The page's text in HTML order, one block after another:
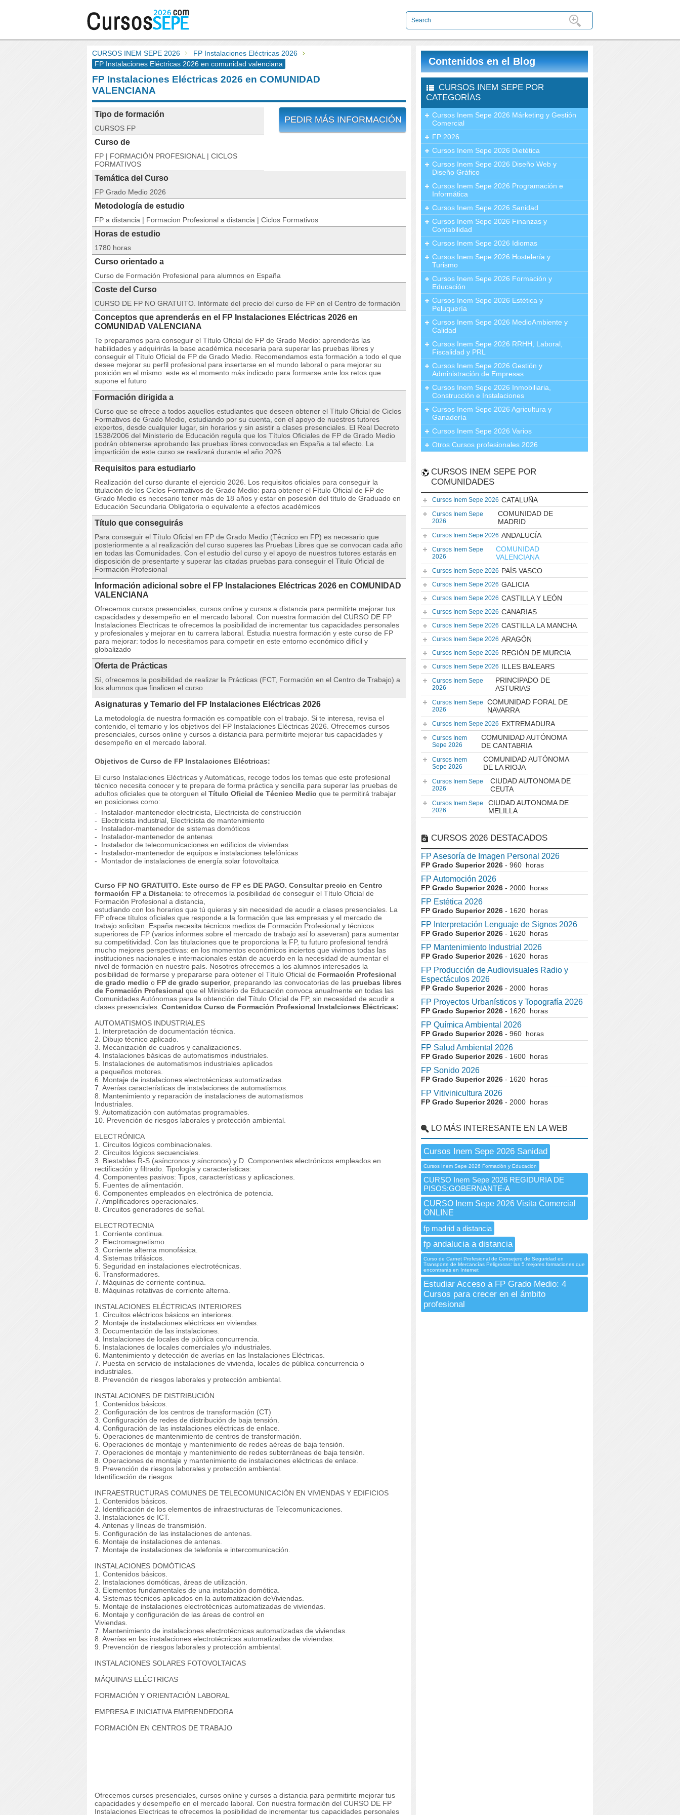
CURSOS INEM SEPE 2026
FP Instalaciones Eléctricas 2026
FP Instalaciones Eléctricas 2026 en comunidad valenciana
FP Instalaciones Eléctricas 2026 en COMUNIDAD
VALENCIANA
PEDIR MÁS INFORMACIÓN
Tipo de formación
CURSOS FP
Curso de
FP | FORMACIÓN PROFESIONAL | CICLOS
FORMATIVOS
Temática del Curso
FP Grado Medio 2026
Metodología de estudio
FP a distancia | Formacion Profesional a distancia | Ciclos Formativos
Horas de estudio
1780 horas
Curso orientado a
Curso de Formación Profesional para alumnos en España
Coste del Curso
CURSO DE FP NO GRATUITO. Infórmate del precio del curso de FP en el Centro de formación
Conceptos que aprenderás en el FP Instalaciones Eléctricas 2026 en
COMUNIDAD VALENCIANA
Te preparamos para conseguir el Título Oficial de FP de Grado Medio: aprenderás las
habilidades y adquirirás la base académica necesaria para superar las pruebas libres y
conseguir el Título Oficial de FP de Grado Medio. Recomendamos esta formación a todo el que
desee mejorar su perfil profesional para insertarse en el mundo laboral o para mejorar su
posición en el mismo: este es el momento más indicado para formarse ante los retos que
supone el futuro
Formación dirigida a
Curso que se ofrece a todos aquellos estudiantes que deseen obtener el Título Oficial de Ciclos
Formativos de Grado Medio, estudiando por su cuenta, con el apoyo de nuestros tutores
expertos, desde cualquier lugar, sin horarios y sin asistir a clases presenciales. El Real Decreto
1538/2006 del Ministerio de Educación regula que los Títulos Oficiales de FP de Grado Medio
podrán obtenerse aprobando las pruebas libres convocadas en España a tal efecto. La
impartición de este curso se realizará durante el año 2026
Requisitos para estudiarlo
Realización del curso durante el ejercicio 2026. Los requisitos oficiales para conseguir la
titulación de los Ciclos Formativos de Grado Medio: para obtener el Fítulo Oficial de FP de
Grado Medio es necesario tener más de 18 años y estar en posesión del título de Graduado en
Educación Secundaria Obligatoria o equivalente a efectos académicos
Título que conseguirás
Para conseguir el Título Oficial en FP de Grado Medio (Técnico en FP) es necesario que
posteriormente a al realización del curso superes las Pruebas Libres que se convocan cada año
en todas las Comunidades. Con el estudio del curso y el apoyo de nuestros tutores estarás en
disposición de presentarte y superar las citadas pruebas para conseguir el Titulo Oficial de
Formación Profesional
Información adicional sobre el FP Instalaciones Eléctricas 2026 en COMUNIDAD
VALENCIANA
Ofrecemos cursos presenciales, cursos online y cursos a distancia para permitirte mejorar tus
capacidades y desempeño en el mercado laboral. Con nuestra formación del CURSO DE FP
Instalaciones Electricas te ofrecemos la posibilidad de incrementar tus capacidades personales
y profesionales y mejorar en tu carrera laboral. Estudia nuestra formación y este curso de FP
para mejorar: todos lo necesitamos para competir en este entorno económico difícil y
globalizado
Oferta de Prácticas
Sí, ofrecemos la posibilidad de realizar la Prácticas (FCT, Formación en el Centro de Trabajo) a
los alumnos que finalicen el curso
Asignaturas y Temario del FP Instalaciones Eléctricas 2026
La metodología de nuestra formación es compatible con el trabajo. Si te interesa, revisa el
contenido, el temario y los objetivos del FP Instalaciones Eléctricas 2026. Ofrecemos cursos
presenciales, cursos online y cursos a distancia para permitirte mejorar tus capacidades y
desempeño en el mercado laboral.
Objetivos de Curso de FP Instalaciones Eléctricas:
El curso Instalaciones Eléctricas y Automáticas, recoge todos los temas que este profesional
técnico necesita conocer y te prepara de forma práctica y sencilla para superar las pruebas de
adultos oficiales que te otorguen el Título Oficial de Técnico Medio que te permitirá trabajar
en posiciones como:
- Instalador-mantenedor electricista, Electricista de construcción
- Electricista industrial, Electricista de mantenimiento
- Instalador-mantenedor de sistemas domóticos
- Instalador-mantenedor de antenas
- Instalador de telecomunicaciones en edificios de viviendas
- Instalador-mantenedor de equipos e instalaciones telefónicas
- Montador de instalaciones de energía solar fotovoltaica
Curso FP NO GRATUITO. Este curso de FP es DE PAGO. Consultar precio en Centro
formación FP a Distancia: te ofrecemos la posibilidad de conseguir el Título Oficial de
Formación Profesional a distancia,
estudiando con los horarios que tú quieras y sin necesidad de acudir a clases presenciales. La
FP ofrece títulos oficiales que responde a la formación que las empresas y el mercado de
trabajo solicitan. España necesita técnicos medios de Formación Profesional y técnicos
superiores de FP (varios informes sobre el mercado de trabajo así lo aseveran) para aumentar
su competitividad. Con las titulaciones que te proporciona la FP, tu futuro profesional tendrá
mucho mejores perspectivas: en los momentos económicos inciertos que vivimos todas las
instituciones nacionales e internacionales están de acuerdo en la necesidad de aumentar el
nivel de formación en nuestro país. Nosotros ofrecemos a los alumnos interesados la
posibilidad de formarse y prepararse para obtener el Título Oficial de Formación Profesional
de grado medio o FP de grado superior, preparando las convocatorias de las pruebas libres
de Formación Profesional que el Ministerio de Educación convoca anualmente en todas las
Comunidades Autónomas para la obtención del Título Oficial de FP, sin necesidad de acudir a
clases presenciales. Contenidos Curso de Formación Profesional Instalciones Eléctricas:
AUTOMATISMOS INDUSTRIALES
1. Interpretación de documentación técnica.
2. Dibujo técnico aplicado.
3. Mecanización de cuadros y canalizaciones.
4. Instalaciones básicas de automatismos industriales.
5. Instalaciones de automatismos industriales aplicados
a pequeños motores.
6. Montaje de instalaciones electrotécnicas automatizadas.
7. Averías características de instalaciones de automatismos.
8. Mantenimiento y reparación de instalaciones de automatismos
Industriales.
9. Automatización con autómatas programables.
10. Prevención de riesgos laborales y protección ambiental.
ELECTRÓNICA
1. Circuitos lógicos combinacionales.
2. Circuitos lógicos secuenciales.
3. Biestables R-S (asíncronos y síncronos) y D. Componentes electrónicos empleados en
rectificación y filtrado. Tipología y características:
4. Componentes pasivos: Tipos, características y aplicaciones.
5. Fuentes de alimentación.
6. Componentes empleados en electrónica de potencia.
7. Amplificadores operacionales.
8. Circuitos generadores de señal.
ELECTROTECNIA
1. Corriente continua.
2. Electromagnetismo.
3. Corriente alterna monofásica.
4. Sistemas trifásicos.
5. Seguridad en instalaciones electrotécnicas.
6. Transformadores.
7. Máquinas de corriente continua.
8. Máquinas rotativas de corriente alterna.
INSTALACIONES ELÉCTRICAS INTERIORES
1. Circuitos eléctricos básicos en interiores.
2. Montaje de instalaciones eléctricas en viviendas.
3. Documentación de las instalaciones.
4. Instalaciones de locales de pública concurrencia.
5. Instalaciones de locales comerciales y/o industriales.
6. Mantenimiento y detección de averías en las Instalaciones Eléctricas.
7. Puesta en servicio de instalaciones de vivienda, locales de pública concurrencia o
industriales.
8. Prevención de riesgos laborales y protección ambiental.
INSTALACIONES DE DISTRIBUCIÓN
1. Contenidos básicos.
2. Configuración de los centros de transformación (CT)
3. Configuración de redes de distribución de baja tensión.
4. Configuración de las instalaciones eléctricas de enlace.
5. Operaciones de mantenimiento de centros de transformación.
6. Operaciones de montaje y mantenimiento de redes aéreas de baja tensión.
7. Operaciones de montaje y mantenimiento de redes subterráneas de baja tensión.
8. Operaciones de montaje y mantenimiento de instalaciones eléctricas de enlace.
9. Prevención de riesgos laborales y protección ambiental.
Identificación de riesgos.
INFRAESTRUCTURAS COMUNES DE TELECOMUNICACIÓN EN VIVIENDAS Y EDIFICIOS
1. Contenidos básicos.
2. Identificación de los elementos de infraestructuras de Telecomunicaciones.
3. Instalaciones de ICT.
4. Antenas y líneas de transmisión.
5. Configuración de las instalaciones de antenas.
6. Montaje de instalaciones de antenas.
7. Montaje de instalaciones de telefonía e intercomunicación.
INSTALACIONES DOMÓTICAS
1. Contenidos básicos.
2. Instalaciones domóticas, áreas de utilización.
3. Elementos fundamentales de una instalación domótica.
4. Sistemas técnicos aplicados en la automatización deViviendas.
5. Montaje de instalaciones electrotécnicas automatizadas de viviendas.
6. Montaje y configuración de las áreas de control en
Viviendas.
7. Mantenimiento de instalaciones electrotécnicas automatizadas de viviendas.
8. Averías en las instalaciones electrotécnicas automatizadas de viviendas:
9. Prevención de riesgos laborales y protección ambiental.
INSTALACIONES SOLARES FOTOVOLTAICAS
MÁQUINAS ELÉCTRICAS
FORMACIÓN Y ORIENTACIÓN LABORAL
EMPRESA E INICIATIVA EMPRENDEDORA
FORMACIÓN EN CENTROS DE TRABAJO
Ofrecemos cursos presenciales, cursos online y cursos a distancia para permitirte mejorar tus
capacidades y desempeño en el mercado laboral. Con nuestra formación del CURSO DE FP
Instalaciones Electricas te ofrecemos la posibilidad de incrementar tus capacidades personales
Contenidos en el Blog
CURSOS INEM SEPE POR
CATEGORÍAS
Cursos Inem Sepe 2026 Márketing y Gestión
Comercial
FP 2026
Cursos Inem Sepe 2026 Dietética
Cursos Inem Sepe 2026 Diseño Web y
Diseño Gráfico
Cursos Inem Sepe 2026 Programación e
Informática
Cursos Inem Sepe 2026 Sanidad
Cursos Inem Sepe 2026 Finanzas y
Contabilidad
Cursos Inem Sepe 2026 Idiomas
Cursos Inem Sepe 2026 Hostelería y
Turismo
Cursos Inem Sepe 2026 Formación y
Educación
Cursos Inem Sepe 2026 Estética y
Peluquería
Cursos Inem Sepe 2026 MedioAmbiente y
Calidad
Cursos Inem Sepe 2026 RRHH, Laboral,
Fiscalidad y PRL
Cursos Inem Sepe 2026 Gestión y
Administración de Empresas
Cursos Inem Sepe 2026 Inmobiliaria,
Construcción e Instalaciones
Cursos Inem Sepe 2026 Agricultura y
Ganadería
Cursos Inem Sepe 2026 Varios
Otros Cursos profesionales 2026
CURSOS INEM SEPE POR
COMUNIDADES
Cursos Inem Sepe 2026 CATALUÑA
Cursos Inem Sepe
2026
COMUNIDAD DE
MADRID
Cursos Inem Sepe 2026 ANDALUCÍA
Cursos Inem Sepe
2026
COMUNIDAD
VALENCIANA
Cursos Inem Sepe 2026 PAÍS VASCO
Cursos Inem Sepe 2026 GALICIA
Cursos Inem Sepe 2026 CASTILLA Y LEÓN
Cursos Inem Sepe 2026 CANARIAS
Cursos Inem Sepe 2026 CASTILLA LA MANCHA
Cursos Inem Sepe 2026 ARAGÓN
Cursos Inem Sepe 2026 REGIÓN DE MURCIA
Cursos Inem Sepe 2026 ILLES BALEARS
Cursos Inem Sepe
2026
PRINCIPADO DE
ASTURIAS
Cursos Inem Sepe
2026
COMUNIDAD FORAL DE
NAVARRA
Cursos Inem Sepe 2026 EXTREMADURA
Cursos Inem
Sepe 2026
COMUNIDAD AUTÓNOMA
DE CANTABRIA
Cursos Inem
Sepe 2026
COMUNIDAD AUTÓNOMA
DE LA RIOJA
Cursos Inem Sepe
2026
CIUDAD AUTONOMA DE
CEUTA
Cursos Inem Sepe
2026
CIUDAD AUTONOMA DE
MELILLA
CURSOS 2026 DESTACADOS
FP Asesoría de Imagen Personal 2026
FP Grado Superior 2026 - 960 horas
FP Automoción 2026
FP Grado Superior 2026 - 2000 horas
FP Estética 2026
FP Grado Superior 2026 - 1620 horas
FP Interpretación Lenguaje de Signos 2026
FP Grado Superior 2026 - 1620 horas
FP Mantenimiento Industrial 2026
FP Grado Superior 2026 - 1620 horas
FP Producción de Audiovisuales Radio y
Espectáculos 2026
FP Grado Superior 2026 - 2000 horas
FP Proyectos Urbanísticos y Topografía 2026
FP Grado Superior 2026 - 1620 horas
FP Química Ambiental 2026
FP Grado Superior 2026 - 960 horas
FP Salud Ambiental 2026
FP Grado Superior 2026 - 1600 horas
FP Sonido 2026
FP Grado Superior 2026 - 1620 horas
FP Vitivinicultura 2026
FP Grado Superior 2026 - 2000 horas
LO MÁS INTERESANTE EN LA WEB
Cursos Inem Sepe 2026 Sanidad
Cursos Inem Sepe 2026 Formación y Educación
CURSO Inem Sepe 2026 REGIDURIA DE
PISOS:GOBERNANTE-A
CURSO Inem Sepe 2026 Visita Comercial
ONLINE
fp madrid a distancia
fp andalucia a distancia
Curso de Carnet Profesional de Consejero de Seguridad en
Transporte de Mercancías Peligrosas: las 5 mejores formaciones que
encontrarás en Internet
Estudiar Acceso a FP Grado Medio: 4
Cursos para crecer en el ámbito
profesional